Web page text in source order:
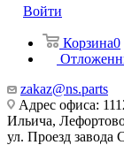
Войти
Корзина0
zakaz@ns.parts
Адрес офиса:
Ильича,
ул. Проезд завода